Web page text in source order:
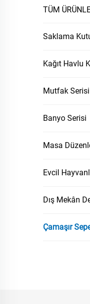
TÜM
Saklama
Kağıt Havlu
Mutfak Serisi
Banyo Serisi
Masa
Evcil
Dış Mekân
Çamaşır